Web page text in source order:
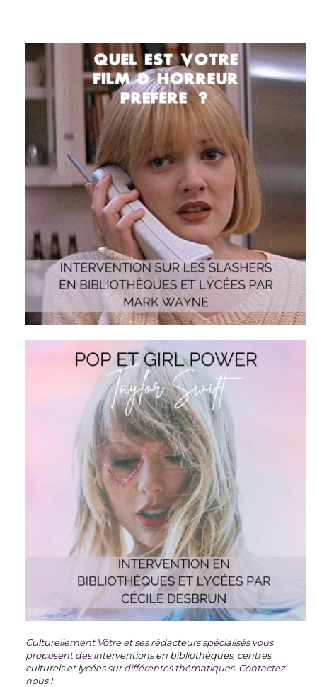
Culturellement Vôtre et ses rédacteurs spécialisés vous
proposent desinterventions en bibliothèques, centres
culturels et lycéessur différentes thématiques. Contactez-
nous !